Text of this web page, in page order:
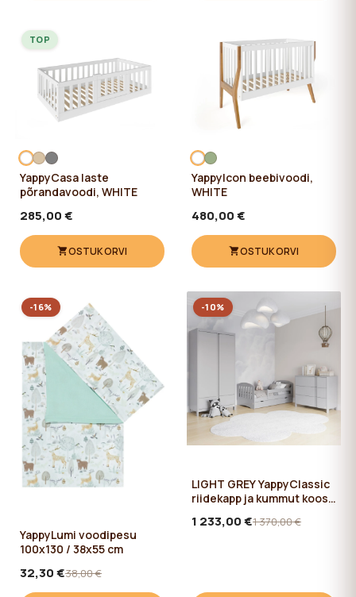
YappyCasa laste
põrandavoodi, WHITE
285,00 €
OSTUKORVI
TOP
YappyIcon beebivoodi,
WHITE
480,00 €
OSTUKORVI
YappyLumi voodipesu
100x130 / 38x55 cm
32,30 €38,00 €
-16%
LIGHT GREY YappyClassic
riidekapp ja kummut koos
1 233,00 €1 370,00 €
-10%